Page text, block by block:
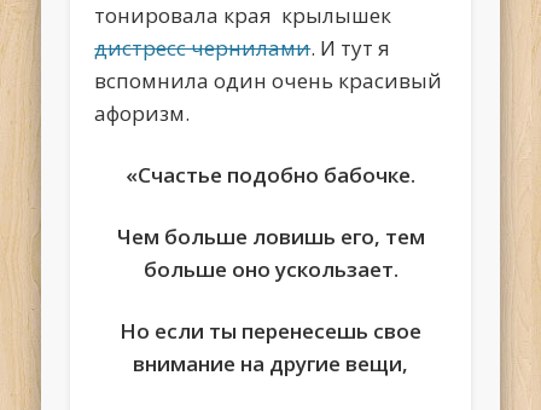
тонировала края крылышек
дистресс чернилами. И тут я
вспомнила один очень красивый
афоризм.
«Счастье подобно бабочке.
Чем больше ловишь его, тем
больше оно ускользает.
Но если ты перенесешь свое
внимание на другие вещи,